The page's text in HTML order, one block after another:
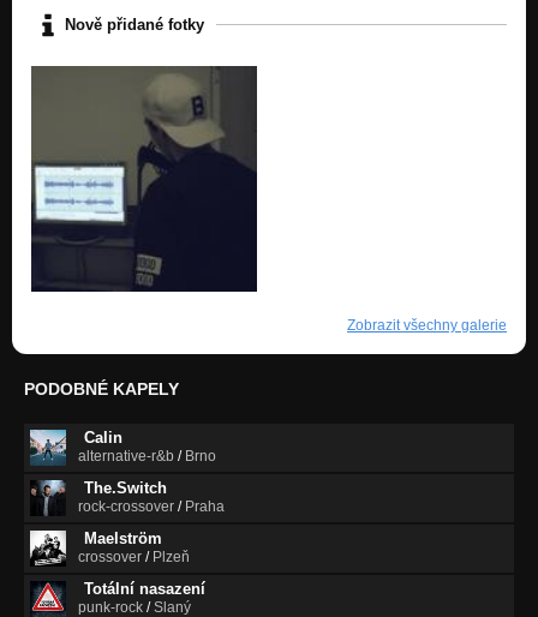
Nově přidané fotky
Zobrazit všechny galerie
PODOBNÉ KAPELY
Calin
alternative-r&b / Brno
The.Switch
rock-crossover / Praha
Maelström
crossover / Plzeň
Totální nasazení
punk-rock /Slaný